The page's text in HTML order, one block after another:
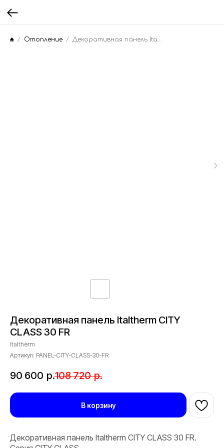
Отопление
Декоративная панель Italtherm CITY
CLASS 30 FR
Italtherm
Артикул: PANEL-CITY-CLASS-30-FR
90 600 р.108 720 р.
В корзину
Декоративная панель Italtherm CITY CLASS 30 FR.